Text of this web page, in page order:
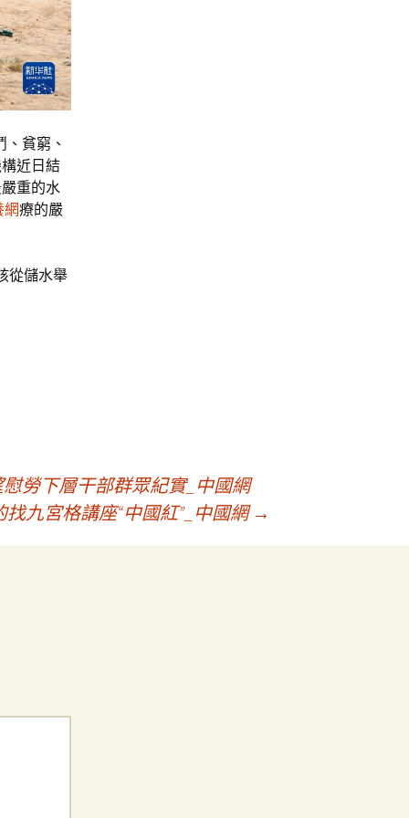
貧窮、
近日結
重的水
網療的嚴
從儲水舉
勞下層干部群眾紀實_中國網
九宮格講座“中國紅”_中國網 →